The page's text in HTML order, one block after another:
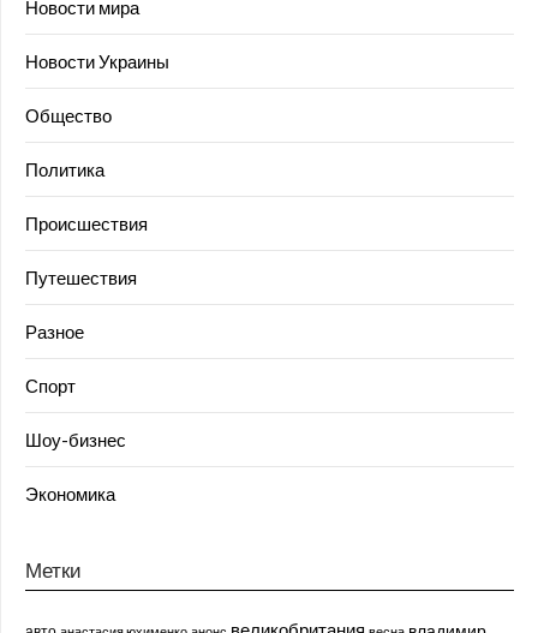
Новости мира
Новости Украины
Общество
Политика
Происшествия
Путешествия
Разное
Спорт
Шоу-бизнес
Экономика
Метки